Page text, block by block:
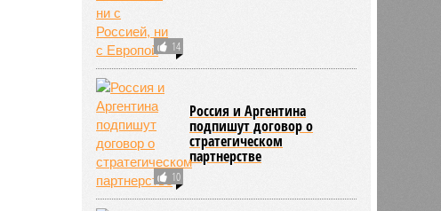
14
10
Россия и Аргентина
подпишут договор о
стратегическом
партнерстве